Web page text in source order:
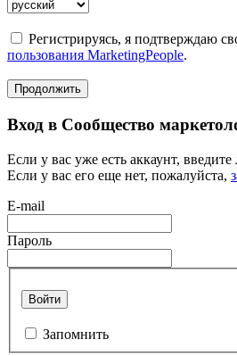
Регистрируясь, я подтверждаю
пользования MarketingPeople.
Продолжить
Вход в Сообщество
Если у вас уже есть аккаунт,
Если у вас его еще нет, пожалуйста,
E-mail
Пароль
Войти
Запомнить